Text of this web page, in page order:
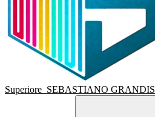
Superiore SEBASTIANO GRANDIS